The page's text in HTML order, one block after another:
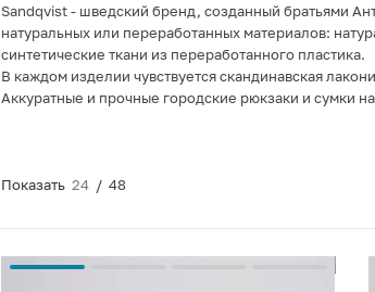
Sandqvist - шведский бренд, созданный братьями
натуральных или переработанных материалов:
синтетические ткани из переработанного пластика.
В каждом изделии чувствуется скандинавская
Аккуратные и прочные городские рюкзаки и сумки
Показать 24 / 48